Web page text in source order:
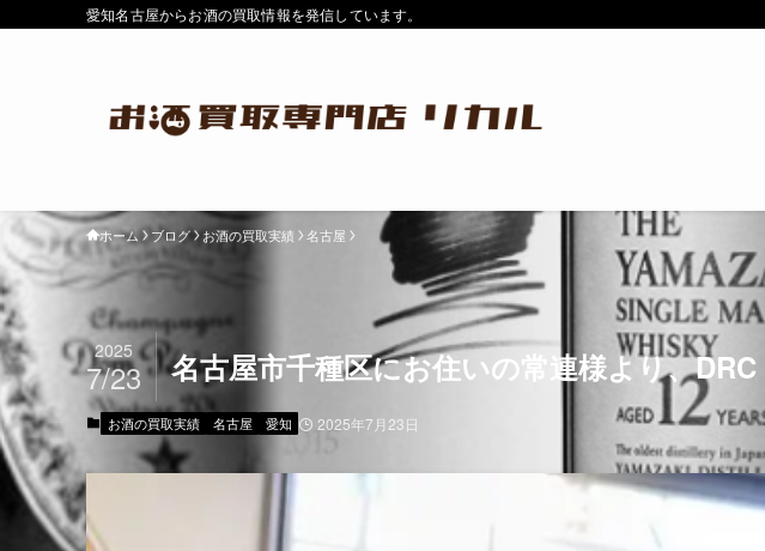
愛知名古屋からお酒の買取情報を発信しています。
ホーム ブログ お酒の買取実績 名古屋
名古屋市千種区にお住いの常連様より、
2025
7/23
お酒の買取実績 名古屋 愛知 2025年7月23日